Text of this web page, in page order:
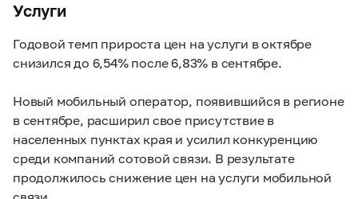
Услуги
Годовой темп прироста цен на услуги в октябре
снизился до 6,54% после 6,83% в сентябре.
Новый мобильный оператор, появившийся в регионе
в сентябре, расширил свое присутствие в
населенных пунктах края и усилил конкуренцию
среди компаний сотовой связи. В результате
продолжилось снижение цен на услуги мобильной